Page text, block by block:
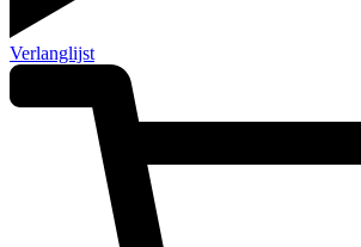
Verlanglijst